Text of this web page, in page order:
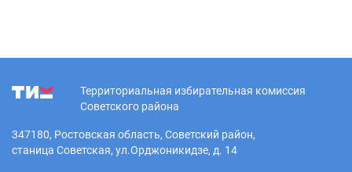
Территориальная избирательная комиссия
Советского района
347180, Ростовская область, Советский район,
станица Советская, ул.Орджоникидзе, д. 14